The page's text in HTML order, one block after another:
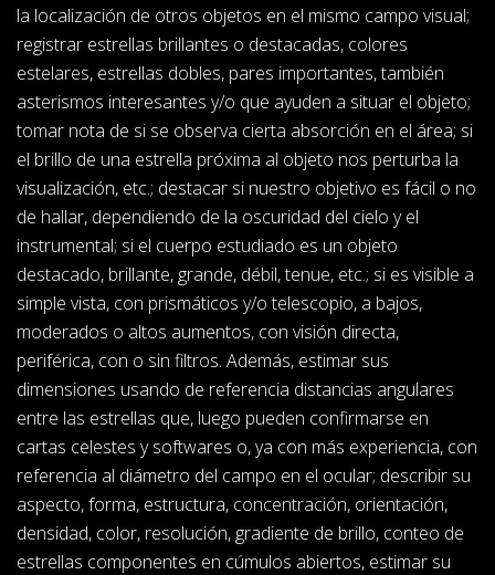
la localización de otros objetos en el mismo campo visual;
registrar estrellas brillantes o destacadas, colores
estelares, estrellas dobles, pares importantes, también
asterismos interesantes y/o que ayuden a situar el objeto;
tomar nota de si se observa cierta absorción en el área; si
el brillo de una estrella próxima al objeto nos perturba la
visualización, etc.; destacar si nuestro objetivo es fácil o no
de hallar, dependiendo de la oscuridad del cielo y el
instrumental; si el cuerpo estudiado es un objeto
destacado, brillante, grande, débil, tenue, etc.; si es visible a
simple vista, con prismáticos y/o telescopio, a bajos,
moderados o altos aumentos, con visión directa,
periférica, con o sin filtros. Además, estimar sus
dimensiones usando de referencia distancias angulares
entre las estrellas que, luego pueden confirmarse en
cartas celestes y softwares o, ya con más experiencia, con
referencia al diámetro del campo en el ocular; describir su
aspecto, forma, estructura, concentración, orientación,
densidad, color, resolución, gradiente de brillo, conteo de
estrellas componentes en cúmulos abiertos, estimar su